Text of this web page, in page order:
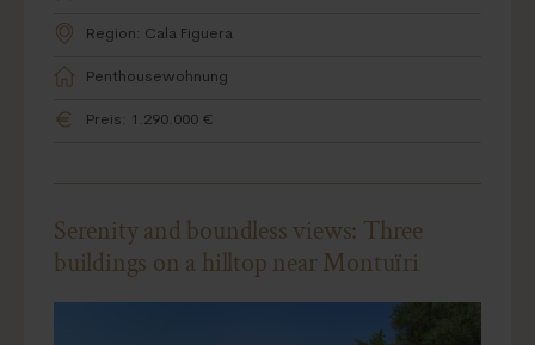
Region: Cala Figuera
Penthousewohnung
Preis: 1.290.000 €
Serenity and boundless views: Three
buildings on a hilltop near Montuïri